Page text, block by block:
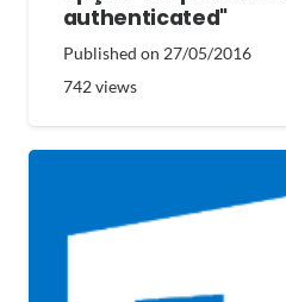
authenticated"
Published on 27/05/2016
742views